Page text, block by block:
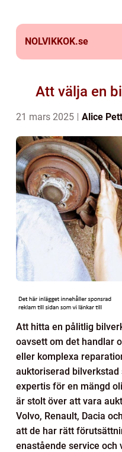
NOLVIKKOK.se
Att välja en
21 mars 2025 Alice
Att hitta en pålitlig
oavsett om det handlar
eller komplexa
auktoriserad
expertis för en mängd
är stolt över att vara
Volvo, Renault, Dacia
att de har rätt
enastående service